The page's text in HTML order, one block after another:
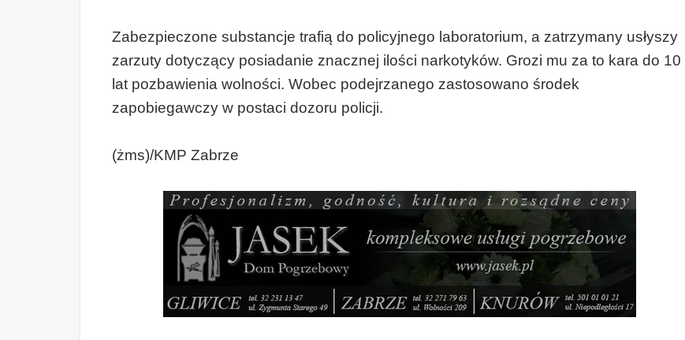
Zabezpieczone substancje trafią do policyjnego laboratorium, a zatrzymany usłyszy
zarzuty dotyczący posiadanie znacznej ilości narkotyków. Grozi mu za to kara do 10
lat pozbawienia wolności. Wobec podejrzanego zastosowano środek
zapobiegawczy w postaci dozoru policji.
(żms)/KMP Zabrze